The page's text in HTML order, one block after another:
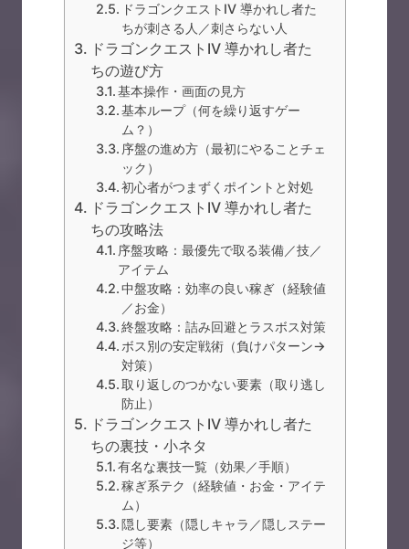
ドラゴンクエストIV 導かれし者た
ちが刺さる人／刺さらない人
ドラゴンクエストIV 導かれし者た
ちの遊び方
基本操作・画面の見方
基本ループ（何を繰り返すゲー
ム？）
序盤の進め方（最初にやることチェ
ック）
初心者がつまずくポイントと対処
ドラゴンクエストIV 導かれし者た
ちの攻略法
序盤攻略：最優先で取る装備／技／
アイテム
中盤攻略：効率の良い稼ぎ（経験値
／お金）
終盤攻略：詰み回避とラスボス対策
ボス別の安定戦術（負けパターン→
対策）
取り返しのつかない要素（取り逃し
防止）
ドラゴンクエストIV 導かれし者た
ちの裏技・小ネタ
有名な裏技一覧（効果／手順）
稼ぎ系テク（経験値・お金・アイテ
ム）
隠し要素（隠しキャラ／隠しステー
ジ等）